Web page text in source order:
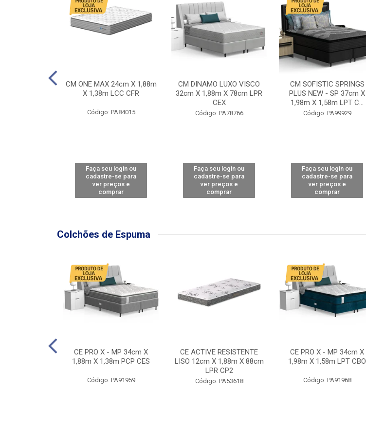
CM ONE MAX 24cm X 1,88m
X 1,38m LCC CFR
Código: PA84015
Faça seu login ou
cadastre-se para
ver preços e
comprar
CM DINAMO LUXO VISCO
32cm X 1,88m X 78cm LPR
CEX
Código: PA78766
Faça seu login ou
cadastre-se para
ver preços e
comprar
CM SOFISTIC SPRINGS
PLUS NEW - SP 37cm X
1,98m X 1,58m LPT C...
Código: PA99929
Faça seu login ou
cadastre-se para
ver preços e
comprar
Colchões de Espuma
CE PRO X - MP 34cm X
1,88m X 1,38m PCP CES
Código: PA91959
CE ACTIVE RESISTENTE
LISO 12cm X 1,88m X 88cm
LPR CP2
Código: PA53618
CE PRO X - MP 34cm X
1,98m X 1,58m LPT CBO
Código: PA91968